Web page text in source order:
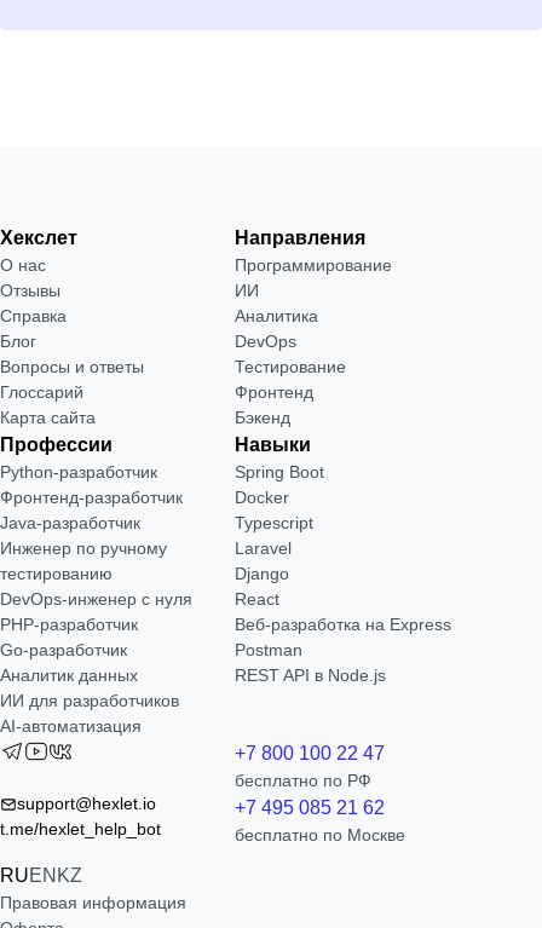
Хекслет
О нас
Отзывы
Справка
Блог
Вопросы и ответы
Глоссарий
Карта сайта
Направления
Программирование
ИИ
Аналитика
DevOps
Тестирование
Фронтенд
Бэкенд
Профессии
Python-разработчик
Фронтенд-разработчик
Java-разработчик
Инженер по ручному
тестированию
DevOps-инженер с нуля
РНР-разработчик
Go-разработчик
Аналитик данных
ИИ для разработчиков
AI-автоматизация
Навыки
Spring Boot
Docker
Typescript
Laravel
Django
React
Веб-разработка на Express
Postman
REST API в Node.js
support@hexlet.io
t.me/hexlet_help_bot
RUEN KZ
+7 800 100 22 47
бесплатно по РФ
+7 495 085 21 62
бесплатно по Москве
Правовая информация